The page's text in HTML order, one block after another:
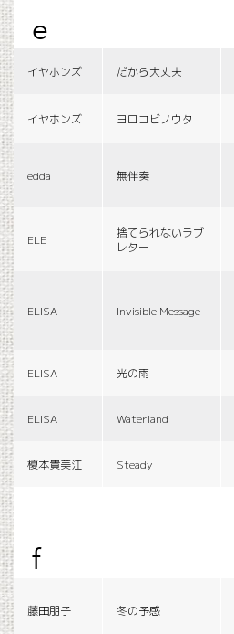
e
イヤホンズ だから大丈夫
イヤホンズ ヨロコビノウタ
edda 無伴奏
ELE
捨てられないラブ
レター
ELISA Invisible Message
ELISA 光の雨
ELISA Waterland
榎本貴美江 Steady
f
藤田朋子 冬の予感